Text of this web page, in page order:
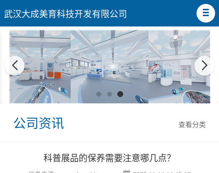
武汉大成美育科技开发有限公司
查看分类
公司资讯
科普展品的保养需要注意哪几点？